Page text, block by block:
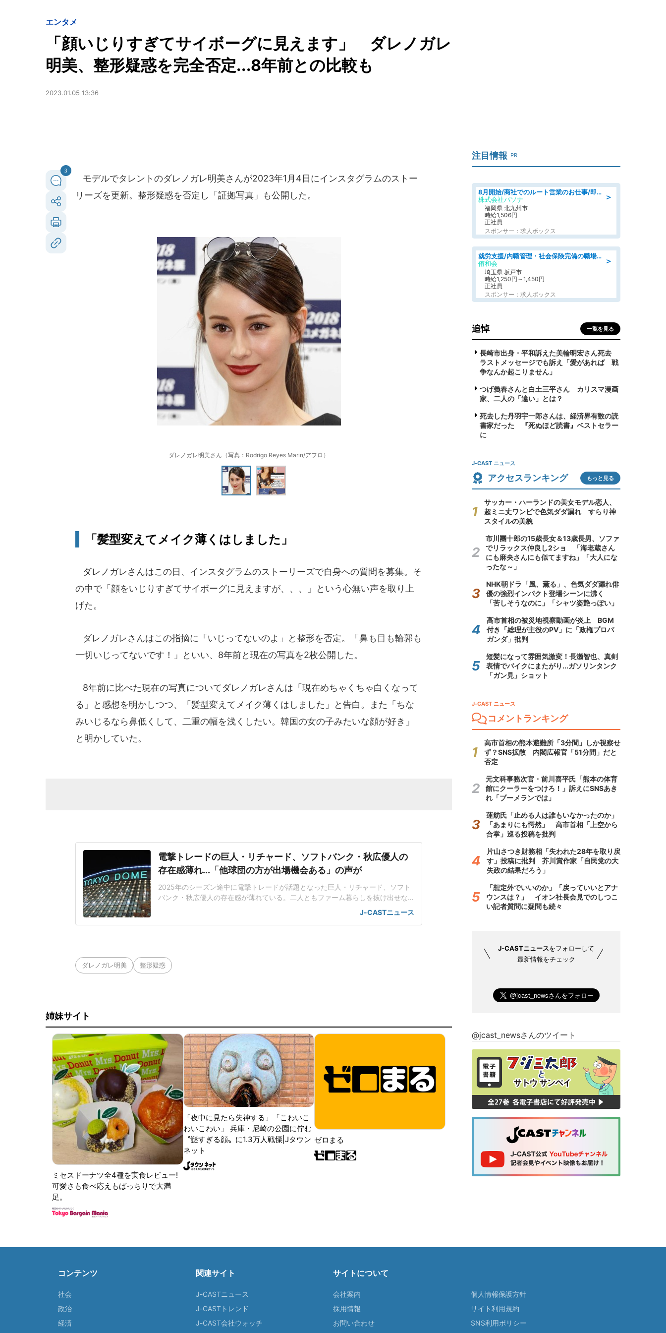
エンタメ
「顔いじりすぎてサイボーグに見えます」 ダレノガレ
明美、整形疑惑を完全否定...8年前との比較も
2023.01.05 13:36
3
モデルでタレントのダレノガレ明美さんが2023年1月4日にインスタグラムのストー
リーズを更新。整形疑惑を否定し「証拠写真」も公開した。
ダレノガレ明美さん（写真：Rodrigo Reyes Marin/アフロ）
「髪型変えてメイク薄くはしました」
ダレノガレさんはこの日、インスタグラムのストーリーズで自身への質問を募集。そ
の中で「顔をいじりすぎてサイボーグに見えますが、、、」という心無い声を取り上
げた。
ダレノガレさんはこの指摘に「いじってないのよ」と整形を否定。「鼻も目も輪郭も
一切いじってないです！」といい、8年前と現在の写真を2枚公開した。
8年前に比べた現在の写真についてダレノガレさんは「現在めちゃくちゃ白くなって
る」と感想を明かしつつ、「髪型変えてメイク薄くはしました」と告白。また「ちな
みいじるなら鼻低くして、二重の幅を浅くしたい。韓国の女の子みたいな顔が好き」
と明かしていた。
電撃トレードの巨人・リチャード、ソフトバンク・秋広優人の
存在感薄れ...「他球団の方が出場機会ある」の声が
2025年のシーズン途中に電撃トレードが話題となった巨人・リチャード、ソフト
バンク・秋広優人の存在感が薄れている。二人ともファーム暮らしを抜け出せな
いリチャードはソフトバンク在籍時にウエスタン・リーグで5年連続本塁打王に輝
いた長打力を評価され、秋広優人、大江竜聖と2対1のトレードで25年5月に巨人に
J-CASTニュース
ダレノガレ明美 整形疑惑
姉妹サイト
ミセスドーナツ全4種を実食レビュー!
可愛さも食べ応えもばっちりで大満
足。
「夜中に見たら失神する」「こわいこ
わいこわい」 兵庫・尼崎の公園に佇む
〝謎すぎる顔〟に1.3万人戦慄|Jタウン
ネット
ゼロまる
注目情報 PR
＞
8月開始/商社でのルート営業のお仕事/即日勤務可/車通勤可/営業
株式会社パソナ
福岡県 北九州市
時給1,506円
正社員
スポンサー：求人ボックス
＞
就労支援/内職管理・社会保険完備の職場で生活支援員
侑和会
埼玉県 坂戸市
時給1,250円～1,450円
正社員
スポンサー：求人ボックス
追悼 一覧を見る
長崎市出身・平和訴えた美輪明宏さん死去
ラストメッセージでも訴え「愛があれば 戦
争なんか起こりません」
つげ義春さんと白土三平さん カリスマ漫画
家、二人の「違い」とは？
死去した丹羽宇一郎さんは、経済界有数の読
書家だった 『死ぬほど読書』ベストセラー
に
J-CAST ニュース
アクセスランキング もっと見る
サッカー・ハーランドの美女モデル恋人、
超ミニ丈ワンピで色気ダダ漏れ すらり神
スタイルの美貌
市川團十郎の15歳長女＆13歳長男、ソファ
でリラックス仲良し2ショ 「海老蔵さん
にも麻央さんにも似てますね」「大人にな
ったな～」
NHK朝ドラ「風、薫る」、色気ダダ漏れ俳
優の強烈インパクト登場シーンに沸く
「苦しそうなのに」「シャツ姿艶っぽい」
高市首相の被災地視察動画が炎上 BGM
付き「総理が主役のPV」に「政権プロパ
ガンダ」批判
短髪になって雰囲気激変！長瀬智也、真剣
表情でバイクにまたがり...ガソリンタンク
「ガン見」ショット
J-CAST ニュース
コメントランキング
高市首相の熊本避難所「3分間」しか視察せ
ず？SNS拡散 内閣広報官「51分間」だと
否定
元文科事務次官・前川喜平氏「熊本の体育
館にクーラーをつけろ！」訴えにSNSあき
れ「ブーメランでは」
蓮舫氏「止める人は誰もいなかったのか」
「あまりにも愕然」 高市首相「上空から
合掌」巡る投稿を批判
片山さつき財務相「失われた28年を取り戻
す」投稿に批判 芥川賞作家「自民党の大
失政の結果だろう」
「想定外でいいのか」「戻っていいとアナ
ウンスは？」 イオン社長会見でのしつこ
い記者質問に疑問も続々
J-CASTニュースをフォローして
最新情報をチェック
@jcast_newsさんのツイート
コンテンツ
社会
政治
経済
関連サイト
J-CASTニュース
J-CASTトレンド
J-CAST会社ウォッチ
サイトについて
会社案内
採用情報
お問い合わせ
個人情報保護方針
サイト利用規約
SNS利用ポリシー